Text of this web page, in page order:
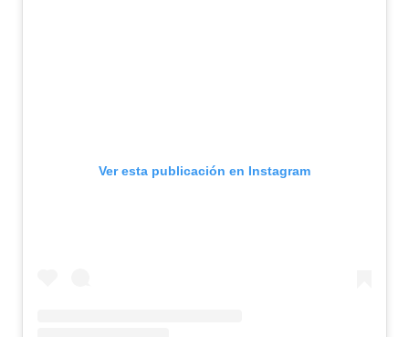
Ver esta publicación en Instagram